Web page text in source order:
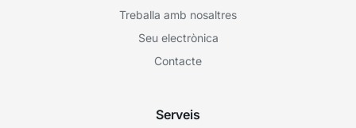
Treballa amb nosaltres
Seu electrònica
Contacte
Serveis